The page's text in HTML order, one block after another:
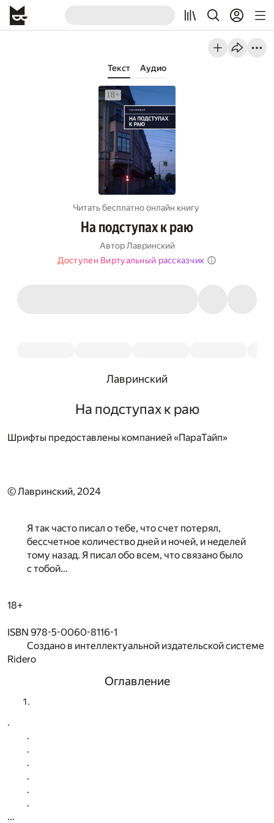
Текст Аудио
Читать бесплатно онлайн книгу
На подступах к раю
Автор Лавринский
Доступен Виртуальный рассказчик
Лавринский
На подступах к раю
Шрифты предоставлены компанией «ПараТайп»
© Лавринский, 2024
Я так часто писал о тебе, что счет потерял,
бессчетное количество дней и ночей, и неделей
тому назад. Я писал обо всем, что связано было
с тобой…
18+
ISBN 978-5-0060-8116-1
Создано в интеллектуальной издательской системе
Ridero
Оглавление
.
.
.
.
.
.
.
...